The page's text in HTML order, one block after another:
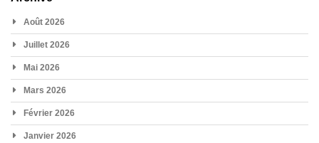
Août 2026
Juillet 2026
Mai 2026
Mars 2026
Février 2026
Janvier 2026